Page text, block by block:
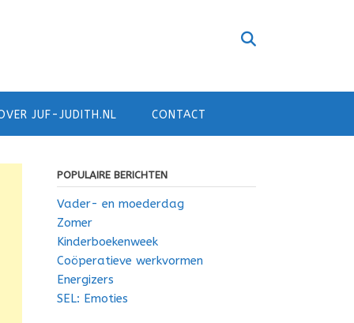
JUF-JUDITH.NL CONTACT
POPULAIRE BERICHTEN
Vader- en moederdag
Zomer
Kinderboekenweek
Coöperatieve werkvormen
Energizers
SEL: Emoties